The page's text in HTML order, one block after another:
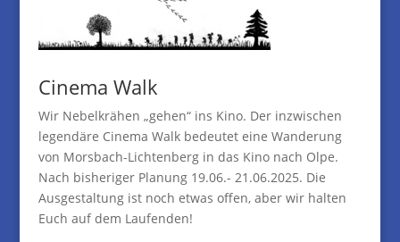
Cinema Walk
Wir Nebelkrähen „gehen“ ins Kino. Der inzwischen
legendäre Cinema Walk bedeutet eine Wanderung
von Morsbach-Lichtenberg in das Kino nach Olpe.
Nach bisheriger Planung 19.06.- 21.06.2025. Die
Ausgestaltung ist noch etwas offen, aber wir halten
Euch auf dem Laufenden!